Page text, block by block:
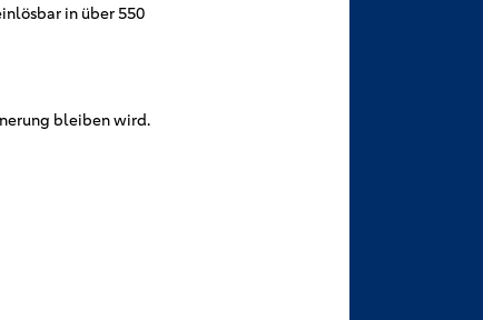
in über 550
bleiben wird.